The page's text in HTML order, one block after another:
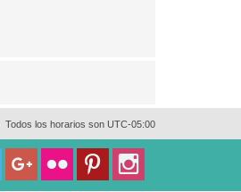
Todos los horarios son UTC-05:00